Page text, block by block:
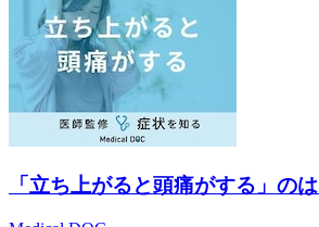
「立ち上がると頭痛がする」の